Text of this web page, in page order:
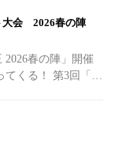
大会 2026春の陣
2026春の陣」開催
くる！ 第3回「芝